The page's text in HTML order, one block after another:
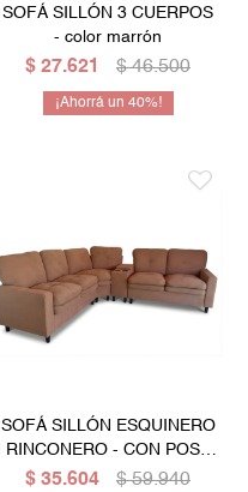
SOFÁ SILLÓN 3 CUERPOS
- color marrón
$ 27.621 $ 46.500
40
SOFÁ SILLÓN ESQUINERO
RINCONERO - CON POSA
VASOS - BEIGE
$ 35.604 $ 59.940